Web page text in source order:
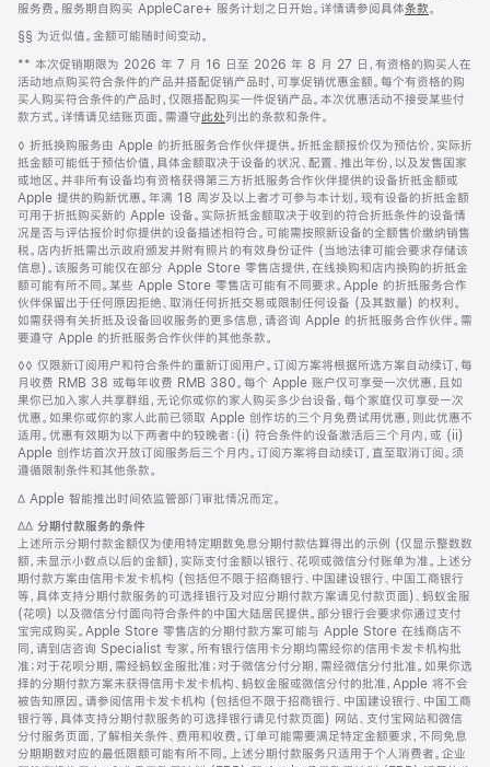
服务费。服务期自购买 AppleCare+ 服务计划之日开始。详情请参阅具体条款。
脚
§§ 为近似值。金额可能随时间变动。
脚
注
** 本次促销期限为 2026 年 7 月 16 日至 2026 年 8 月 27 日，有资格的购买人在
活动地点购买符合条件的产品并搭配促销产品时，可享促销优惠金额。每个有资格的购
买人购买符合条件的产品时，仅限搭配购买一件促销产品。本次优惠活动不接受某些付
款方式。详情请见结账页面。需遵守此处列出的条款和条件。
脚
注
◊ 折抵换购服务由 Apple 的折抵服务合作伙伴提供。折抵金额报价仅为预估价，实际折
抵金额可能低于预估价值，具体金额取决于设备的状况、配置、推出年份，以及发售国家
或地区。并非所有设备均有资格获得第三方折抵服务合作伙伴提供的设备折抵金额或
Apple 提供的购新优惠。年满 18 周岁及以上者才可参与本计划。现有设备的折抵金额
可用于折抵购买新的 Apple 设备。实际折抵金额取决于收到的符合折抵条件的设备情
况是否与评估报价时你提供的设备描述相符合。可能需按照新设备的全额售价缴纳销售
税。店内折抵需出示政府颁发并附有照片的有效身份证件 (当地法律可能会要求存储该
信息)。该服务可能仅在部分 Apple Store 零售店提供，在线换购和店内换购的折抵金
额可能有所不同。某些 Apple Store 零售店可能有不同要求。Apple 的折抵服务合作
伙伴保留出于任何原因拒绝、取消任何折抵交易或限制任何设备 (及其数量) 的权利。
如需获得有关折抵及设备回收服务的更多信息，请咨询 Apple 的折抵服务合作伙伴。需
要遵守 Apple 的折抵服务合作伙伴的其他条款。
脚
注
◊◊ 仅限新订阅用户和符合条件的重新订阅用户。订阅方案将根据所选方案自动续订，每
月收费 RMB 38 或每年收费 RMB 380。每个 Apple 账户仅可享受一次优惠，且如
果你已加入家人共享群组，无论你或你的家人购买多少台设备，每个家庭仅可享受一次
优惠。如果你或你的家人此前已领取 Apple 创作坊的三个月免费试用优惠，则此优惠不
适用。优惠有效期为以下两者中的较晚者：(i) 符合条件的设备激活后三个月内，或 (ii)
Apple 创作坊首次开放订阅服务后三个月内。订阅方案将自动续订，直至取消订阅。须
遵循限制条件和其他条款。
脚
∆ Apple 智能推出时间依监管部门审批情况而定。
脚
注
∆∆ 分期付款服务的条件
上述所示分期付款金额仅为使用特定期数免息分期付款估算得出的示例 (仅显示整数数
额，未显示小数点以后的金额)，实际支付金额以银行、花呗或微信分付账单为准。上述分
期付款方案由信用卡发卡机构 (包括但不限于招商银行、中国建设银行、中国工商银行
等，具体支持分期付款服务的可选择银行及对应分期付款方案请见付款页面)、蚂蚁金服
(花呗) 以及微信分付面向符合条件的中国大陆居民提供。部分银行会要求你通过支付
宝完成购买。Apple Store 零售店的分期付款方案可能与 Apple Store 在线商店不
同，请到店咨询 Specialist 专家。所有银行信用卡分期均需经你的信用卡发卡机构批
准；对于花呗分期，需经蚂蚁金服批准；对于微信分付分期，需经微信分付批准。如果你选
择的分期付款方案未获得信用卡发卡机构、蚂蚁金服或微信分付的批准，Apple 将不会
被告知原因。请参阅信用卡发卡机构 (包括但不限于招商银行、中国建设银行、中国工商
银行等，具体支持分期付款服务的可选择银行请见付款页面) 网站、支付宝网站和微信
分付服务页面，了解相关条件、费用和收费。订单可能需要满足特定金额要求，不同免息
分期期数对应的最低限额可能有所不同。上述分期付款服务只适用于个人消费者。企业